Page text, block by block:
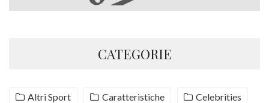
CATEGORIE
Altri Sport Caratteristiche Celebrities